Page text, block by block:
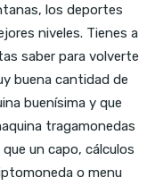
los deportes
niveles. Tienes a
saber para volverte
buena cantidad de
buenísima y que
tragamonedas
un capo, cálculos
o menu